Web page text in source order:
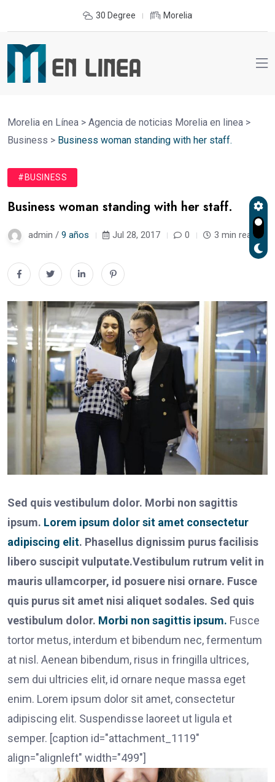
30 Degree Morelia
Morelia en Línea > Agencia de noticias Morelia en linea >
Business > Business woman standing with her staff.
#BUSINESS
Business woman standing with her staff.
admin / 9 años Jul 28, 2017 0 3 min read
Sed quis vestibulum dolor. Morbi non sagittis
ipsum. Lorem ipsum dolor sit amet consectetur
adipiscing elit. Phasellus dignissim purus facilisis
libero suscipit vulputate.Vestibulum rutrum velit in
mauris ullamcorper, id posuere nisi ornare. Fusce
quis purus sit amet nisi aliquet sodales. Sed quis
vestibulum dolor. Morbi non sagittis ipsum. Fusce
tortor metus, interdum et bibendum nec, fermentum
at nisl. Aenean bibendum, risus in fringilla ultrices,
sem dui ultricies elit, id ornare neque massa eget
enim. Lorem ipsum dolor sit amet, consectetur
adipiscing elit. Suspendisse laoreet ut ligula et
semper. [caption id="attachment_1119"
align="alignleft" width="499"]